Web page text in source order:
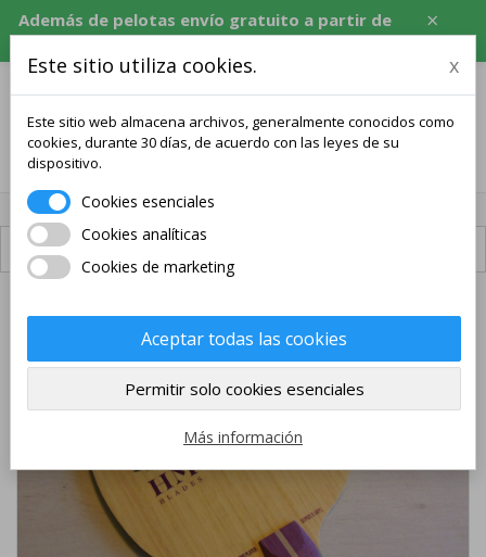
×
Además de pelotas envío gratuito a partir de
120 USD, equivalente en CZK, EUR, PLN, RON.
Envío disponible
Este sitio utiliza cookies. x
Este sitio web almacena archivos, generalmente conocidos como
cookies, durante 30 días, de acuerdo con las leyes de su
dispositivo.
Cookies esenciales
Cookies analíticas
Cookies de marketing
Aceptar todas las cookies
Permitir solo cookies esenciales
Más información